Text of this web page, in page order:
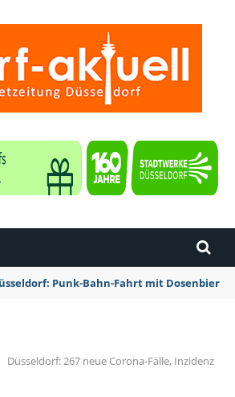
Punk-Bahn-Fahrt mit Dosenbier
Düsseldorf: 267 neue Corona-Fälle, Inzidenz